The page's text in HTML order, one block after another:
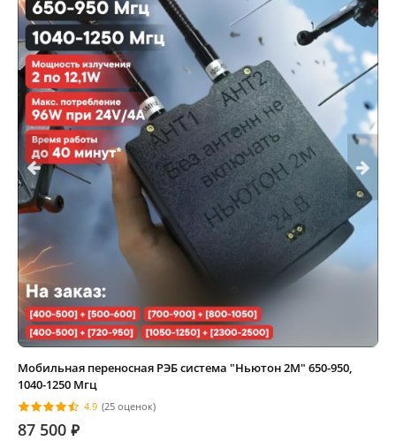
Мобильная переносная РЭБ система "Ньютон 2М" 650-950,
1040-1250 Мгц
4.9 (25 оценок)
87 500 ⃏